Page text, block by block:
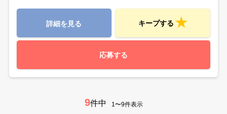
詳細を見る キープする
応募する
9件中 1〜9件表示